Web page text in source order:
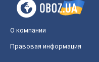
О компании
Правовая информация